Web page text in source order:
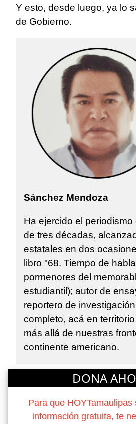
Y esto, desde luego, ya lo
de Gobierno.
Sánchez Mendoza
Ha ejercido el periodismo
de tres décadas,
estatales en dos
libro "68. Tiempo de
pormenores del
estudiantil); autor de
reportero de
completo, acá en
más allá de nuestras
continente americano.
DONA
Para que HOYTamaulipas
información gratuita, te